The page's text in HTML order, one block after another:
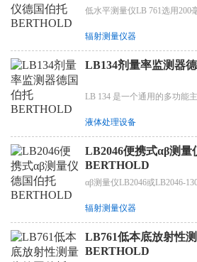
低水平测量仪LB 761选用200
辐射测量仪器
LB134剂量率监测器
LB 134 是一个通用的多功能
液体处理设备
LB2046便携式αβ测量
BERTHOLD
αβ测量仪LB2046或LB2046-
辐射测量仪器
LB761低本底放射性
BERTHOLD